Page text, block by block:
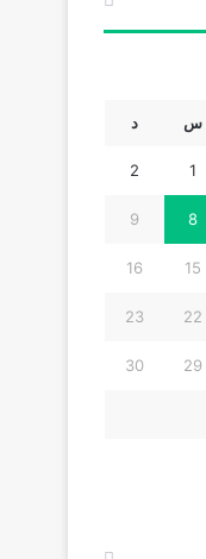
س د
1
2
8
9
15
16
22
23
29
30